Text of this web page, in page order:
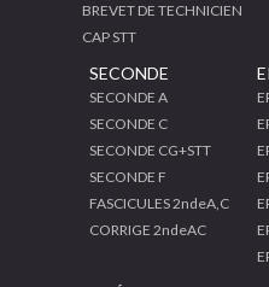
BREVET DE TECHNICIEN
CAP STT
SECONDE
SECONDE A
SECONDE C
SECONDE CG+STT
SECONDE F
FASCICULES 2ndeA,C
CORRIGE 2ndeAC